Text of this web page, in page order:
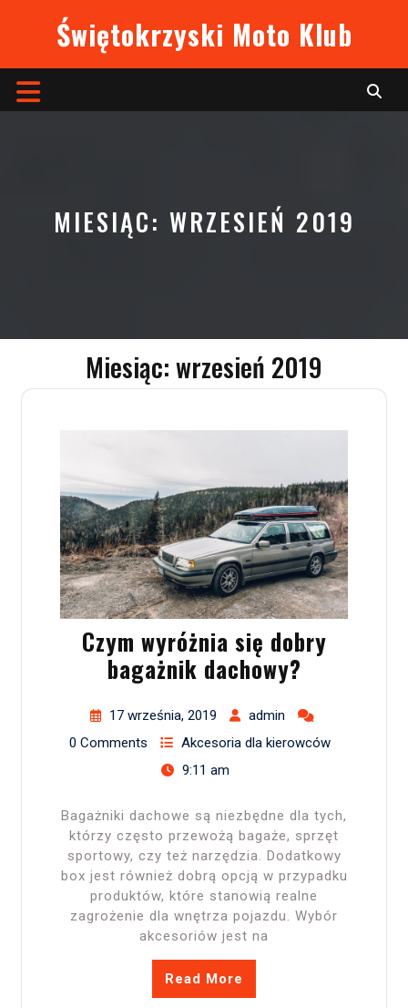
Świętokrzyski Moto Klub
Open
MIESIĄC: WRZESIEŃ 2019
Miesiąc:wrzesień 2019
Czym wyróżnia się dobry
bagażnik dachowy?
17 września, 2019
admin
0 Comments
Akcesoria dla kierowców
9:11 am
Bagażniki dachowe są niezbędne dla tych,
którzy często przewożą bagaże, sprzęt
sportowy, czy też narzędzia. Dodatkowy
box jest również dobrą opcją w przypadku
produktów, które stanowią realne
zagrożenie dla wnętrza pojazdu. Wybór
akcesoriów jest na
Read More